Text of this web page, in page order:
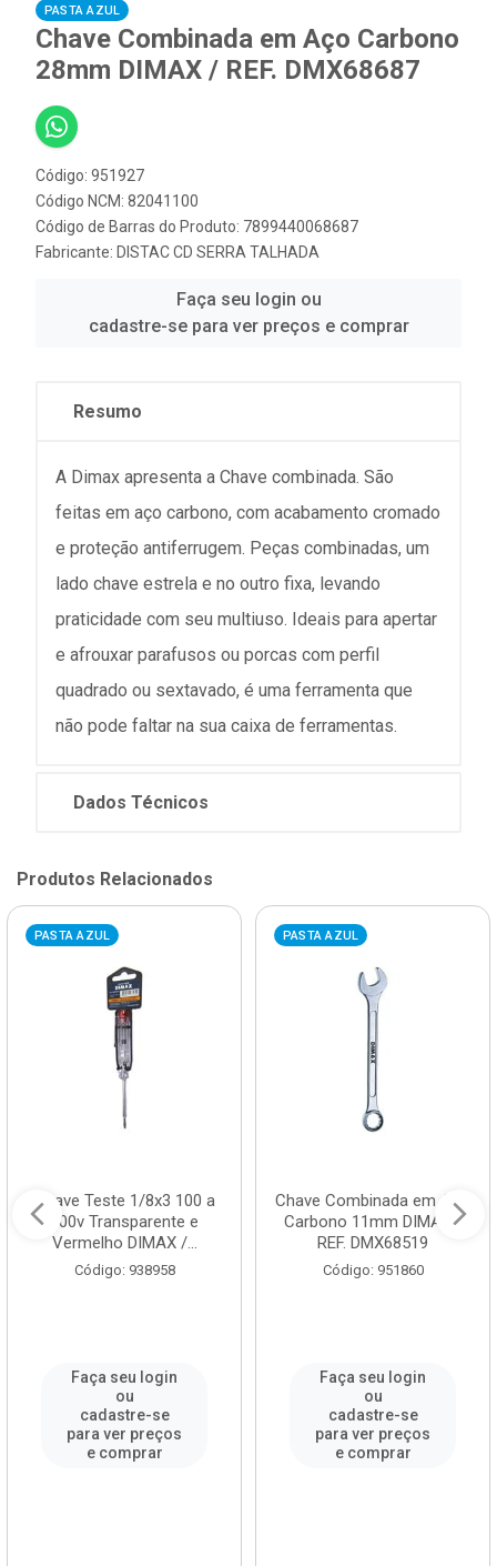
PASTA AZUL
Chave Combinada em Aço Carbono
28mm DIMAX / REF. DMX68687
Código: 951927
Código NCM: 82041100
Código de Barras do Produto: 7899440068687
Fabricante: DISTAC CD SERRA TALHADA
Faça seu login ou
cadastre-se para ver preços e comprar
Resumo
A Dimax apresenta a Chave combinada. São
feitas em aço carbono, com acabamento cromado
e proteção antiferrugem. Peças combinadas, um
lado chave estrela e no outro fixa, levando
praticidade com seu multiuso. Ideais para apertar
e afrouxar parafusos ou porcas com perfil
quadrado ou sextavado, é uma ferramenta que
não pode faltar na sua caixa de ferramentas.
Dados Técnicos
Produtos Relacionados
PASTA AZUL
Chave Teste 1/8x3 100 a
500v Transparente e
Vermelho DIMAX /...
Código: 938958
Faça seu login
ou
cadastre-se
para ver preços
e comprar
PASTA AZUL
Chave Combinada em Aço
Carbono 11mm DIMAX /
REF. DMX68519
Código: 951860
Faça seu login
ou
cadastre-se
para ver preços
e comprar